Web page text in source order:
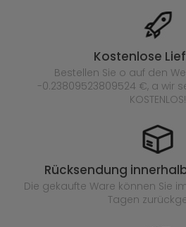
Kostenlose
Bestellen Sie o auf den
-0.23809523809524 €, a wir
KOSTENLOS!
Rücksendung
Die gekaufte Ware können Sie
Tagen